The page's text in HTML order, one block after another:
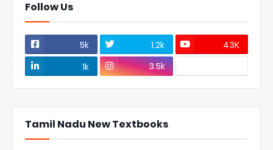
Follow Us
5k 1.2k
43K
1k
3.5k
Tamil Nadu New Textbooks